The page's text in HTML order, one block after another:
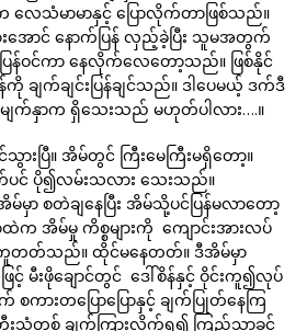
ေသံမာမာနှင့် ပြောလိုက်တာဖြစ်သည်။
အောင် နောက်ပြန် လှည့်ခဲ့ပြီး သူမအတွက်
ြန်ဝင်ကာ နေလိုက်လေတော့သည်။ ဖြစ်နိုင်
ချက်ချင်းပြန်ချင်သည်။ ဒါပေမယ့် ဒက်ဒီ
မျက်နှာက ရှိသေးသည် မဟုတ်ပါလား….။
သွားပြီ။ အိမ်တွင် ကြီးမေကြီးမရှိတော့။
င် ပို၍လမ်းသလား သေးသည်။
ာ စတဲချနေပြီး အိမ်သို့ပင်ပြန်မလာတော့
က အိမ်မှု ကိစ္စများကို ကျောင်းအားလပ်
တတ်သည်။ ထိုင်မနေတတ်။ ဒီအိမ်မှာ
မီးဖိုချောင်တွင် ဒေါ်စိန်နှင့် ဝိုင်းကူ၍လုပ်
ားတပြောပြောနှင့် ချက်ပြုတ်နေကြ
းသံတစ် ချက်ကြားလိုက်ရ၍ ကြည်သာခင်